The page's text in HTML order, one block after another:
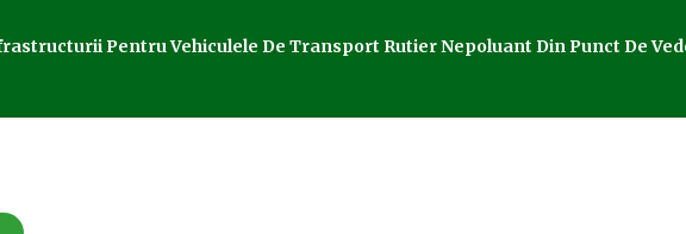
Pentru Vehiculele De Transport Rutier Nepoluant Din Punct De